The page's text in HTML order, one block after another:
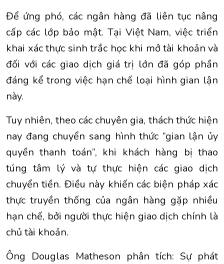
Để ứng phó, các ngân hàng đã liên tục nâng
cấp các lớp bảo mật. Tại Việt Nam, việc triển
khai xác thực sinh trắc học khi mở tài khoản và
đối với các giao dịch giá trị lớn đã góp phần
đáng kể trong việc hạn chế loại hình gian lận
này.
Tuy nhiên, theo các chuyên gia, thách thức hiện
nay đang chuyển sang hình thức “gian lận ủy
quyền thanh toán”, khi khách hàng bị thao
túng tâm lý và tự thực hiện các giao dịch
chuyển tiền. Điều này khiến các biện pháp xác
thực truyền thống của ngân hàng gặp nhiều
hạn chế, bởi người thực hiện giao dịch chính là
chủ tài khoản.
Ông Douglas Matheson phân tích: Sự phát